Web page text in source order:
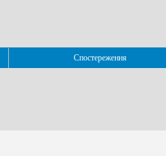
Спостереження